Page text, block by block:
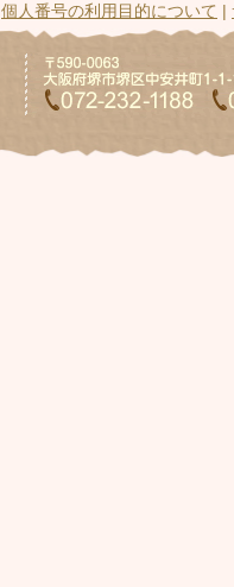
個人番号の利用目的について |